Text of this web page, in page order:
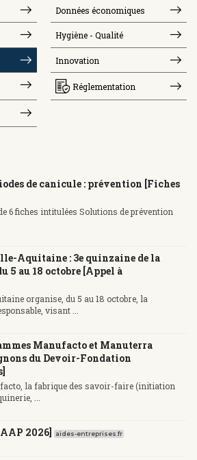
Données économiques
Hygiène - Qualité
Innovation
Réglementation
de canicule : prévention [Fiches
6 fiches intitulées Solutions de prévention
Aquitaine : 3e quinzaine de la
5 au 18 octobre [Appel à
organise, du 5 au 18 octobre, la
visant ...
Manufacto et Manuterra
du Devoir-Fondation
la fabrique des savoir-faire (initiation
...
2026] aides-entreprises.fr